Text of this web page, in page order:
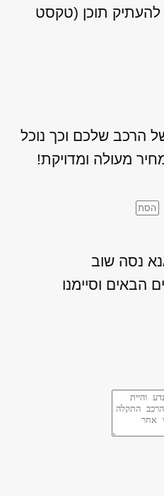
להעתיק תוכן (טקסט
הרכב שלכם וכך נוכל
מעולה ומדויקת!
נסה שוב
וסיימנו